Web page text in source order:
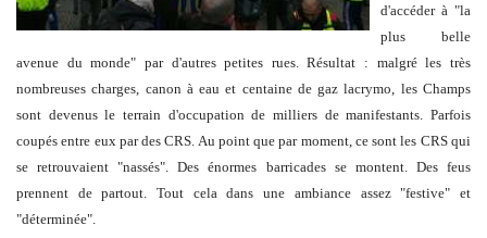
d'accéder à "la
plus belle
avenue du monde" par d'autres petites rues. Résultat : malgré les très
nombreuses charges, canon à eau et centaine de gaz lacrymo, les Champs
sont devenus le terrain d'occupation de milliers de manifestants. Parfois
coupés entre eux par des CRS. Au point que par moment, ce sont les CRS qui
se retrouvaient "nassés". Des énormes barricades se montent. Des feus
prennent de partout. Tout cela dans une ambiance assez "festive" et
"déterminée".